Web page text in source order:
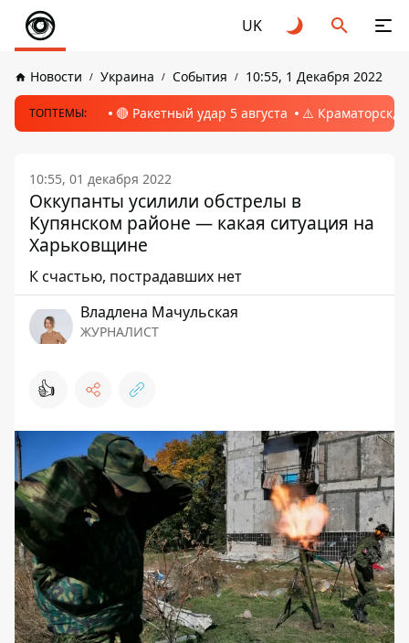
UK
Новости Украина События 10:55, 1 Декабря 2022
ТОПТЕМЫ: 🔴 Ракетный удар 5 августа ⚠️ Краматорск,
10:55, 01 декабря 2022
Оккупанты усилили обстрелы в
Купянском районе — какая ситуация на
Харьковщине
К счастью, пострадавших нет
Владлена Мачульская
ЖУРНАЛИСТ
👍